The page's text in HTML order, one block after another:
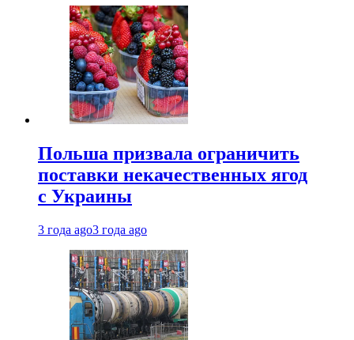
Польша призвала ограничить
поставки некачественных ягод
с Украины
3 года ago3 года ago